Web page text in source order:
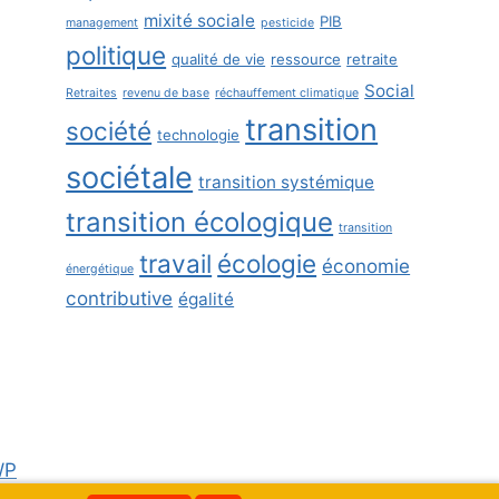
management mixité sociale pesticide PIB
politique qualité de vie ressource retraite
Retraites revenu de base réchauffement climatique Social
société technologie transition
sociétale transition systémique
transition écologique transition
énergétique travail écologie économie
contributive égalité